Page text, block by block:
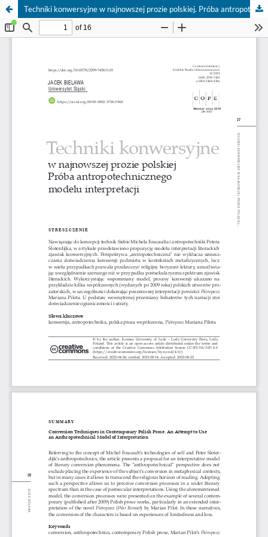
Techniki konwersyjne w najnowszej prozie polskiej. Próba antropotechnicznego modelu interpretacji